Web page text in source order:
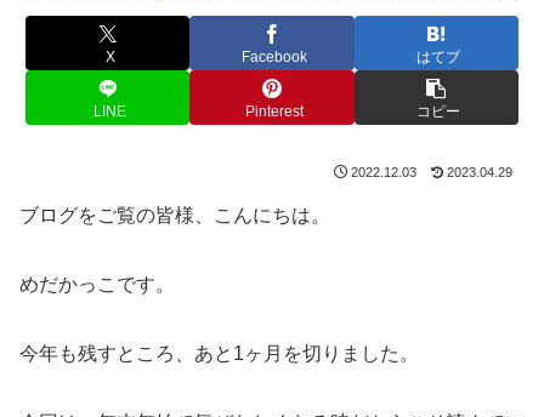
X Facebook はてブ
LINE Pinterest コピー
2022.12.03 2023.04.29
ブログをご覧の皆様、こんにちは。
めだかっこです。
今年も残すところ、あと1ヶ月を切りました。